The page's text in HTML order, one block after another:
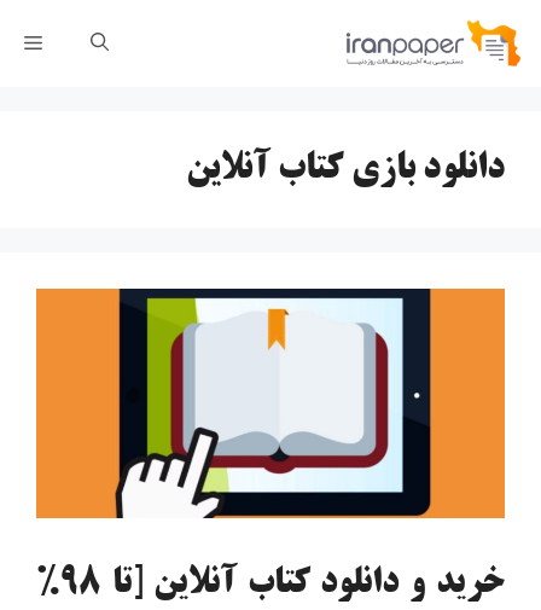
پرش
دانلود بازی کتاب آنلاین
خرید و دانلود کتاب آنلاین [تا 98%